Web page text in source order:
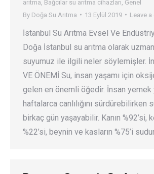
arıtma Bağcılar su arıtma cihazları Genel
By Doğa Su Arıtma 13 Eylül 2019 Leave
İstanbul Su Arıtma Evsel Ve
Doğa İstanbul su arıtma olarak
suyumuz ile ilgili neler söylemişler.
VE ÖNEMİ Su, insan yaşamı için
gelen en önemli öğedir. İnsan yemek
haftalarca canlılığını sürdürebilirken
birkaç gün yaşayabilir. Kanın %92’si,
%22’si, beynin ve kasların %75’i